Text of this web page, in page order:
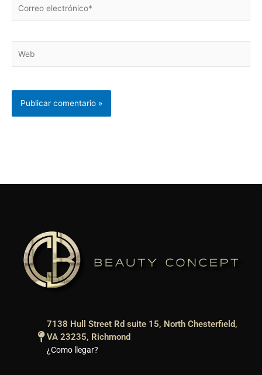
electrónico*
7138 Hull Street Rd suite 15, North Chesterfield,
VA 23235, Richmond
¿Como llegar?